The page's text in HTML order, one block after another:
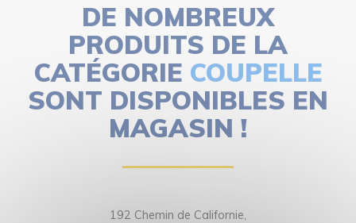
DE NOMBREUX
PRODUITS DE LA
CATÉGORIE COUPELLE
SONT DISPONIBLES EN
MAGASIN !
192 Chemin de Californie,